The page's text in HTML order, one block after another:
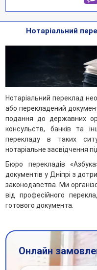
Нотаріальний
Нотаріальний переклад
або перекладений
подання до державних
консульств, банків та
перекладу в таких
нотаріальне засвідчення
Бюро перекладів
документів у Дніпрі з
законодавства. Ми
від професійного
готового документа.
Онлайн